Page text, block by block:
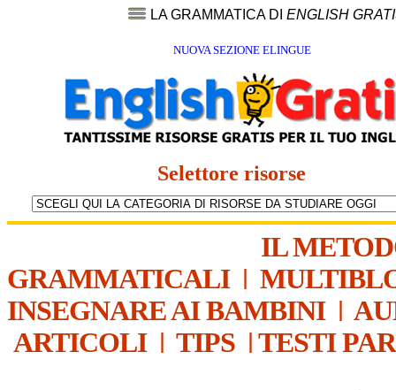
LA GRAMMATICA DI ENGLISH
NUOVA SEZIONE ELINGUE
Selettore risorse
IL
GRAMMATICALI|
INSEGNARE AI BAMBINI|
ARTICOLI| TIPS | TESTI